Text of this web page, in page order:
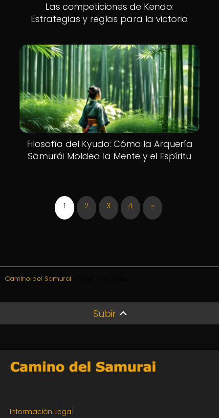
Las competiciones de Kendo:
Estrategias y reglas para la victoria
Filosofía del Kyudo: Cómo la Arquería
Samurái Moldea la Mente y el Espíritu
1 2 3 4 »
Camino del Samurai
Subir
Información Legal